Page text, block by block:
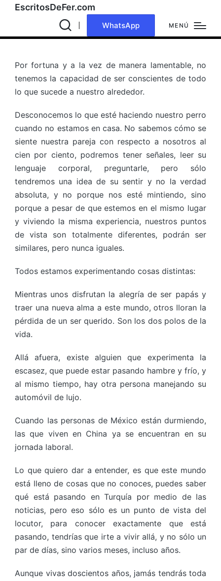
EscritosDeFer.com
WhatsApp MENÚ
Por fortuna y a la vez de manera lamentable, no
tenemos la capacidad de ser conscientes de todo
lo que sucede a nuestro alrededor.
Desconocemos lo que esté haciendo nuestro perro
cuando no estamos en casa. No sabemos cómo se
siente nuestra pareja con respecto a nosotros al
cien por ciento, podremos tener señales, leer su
lenguaje corporal, preguntarle, pero sólo
tendremos una idea de su sentir y no la verdad
absoluta, y no porque nos esté mintiendo, sino
porque a pesar de que estemos en el mismo lugar
y viviendo la misma experiencia, nuestros puntos
de vista son totalmente diferentes, podrán ser
similares, pero nunca iguales.
Todos estamos experimentando cosas distintas:
Mientras unos disfrutan la alegría de ser papás y
traer una nueva alma a este mundo, otros lloran la
pérdida de un ser querido. Son los dos polos de la
vida.
Allá afuera, existe alguien que experimenta la
escasez, que puede estar pasando hambre y frío, y
al mismo tiempo, hay otra persona manejando su
automóvil de lujo.
Cuando las personas de México están durmiendo,
las que viven en China ya se encuentran en su
jornada laboral.
Lo que quiero dar a entender, es que este mundo
está lleno de cosas que no conoces, puedes saber
qué está pasando en Turquía por medio de las
noticias, pero eso sólo es un punto de vista del
locutor, para conocer exactamente que está
pasando, tendrías que irte a vivir allá, y no sólo un
par de días, sino varios meses, incluso años.
Aunque vivas doscientos años, jamás tendrás toda